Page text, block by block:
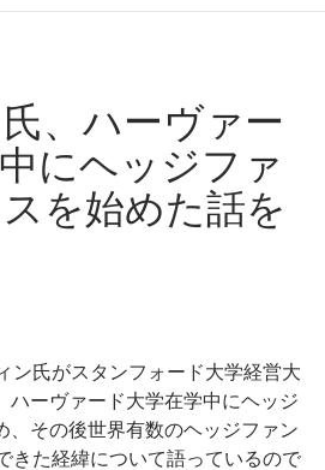
、ハーヴァー
にヘッジファ
を始めた話を
ン氏がスタンフォード大学経営大
ハーヴァード大学在学中にヘッジ
、その後世界有数のヘッジファン
きた経緯について語っているので